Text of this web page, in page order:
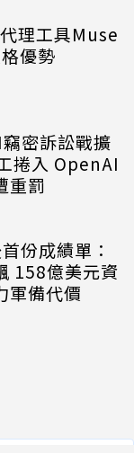
理工具Muse
優勢
密訴訟戰擴
捲入 OpenAI
重罰
份成績單：
158億美元資
軍備代價